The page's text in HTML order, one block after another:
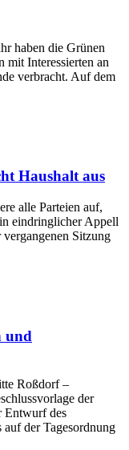
haben die Grünen
mit Interessierten an
verbracht. Auf dem
Haushalt aus
alle Parteien auf,
eindringlicher Appell
Sitzung
und
Roßdorf –
der
des
auf der Tagesordnung